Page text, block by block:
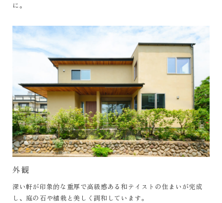
に。
外観
深い軒が印象的な重厚で高級感ある和テイストの住まいが完成
し、庭の石や植栽と美しく調和しています。